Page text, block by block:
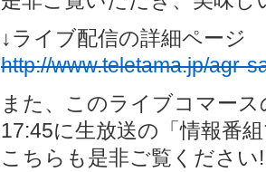
↓ライブ配信の詳細ページ
http://www.teletama.jp/agr-
また、このライブコマー
17:45に生放送の「情報番
こちらも是非ご覧ください!